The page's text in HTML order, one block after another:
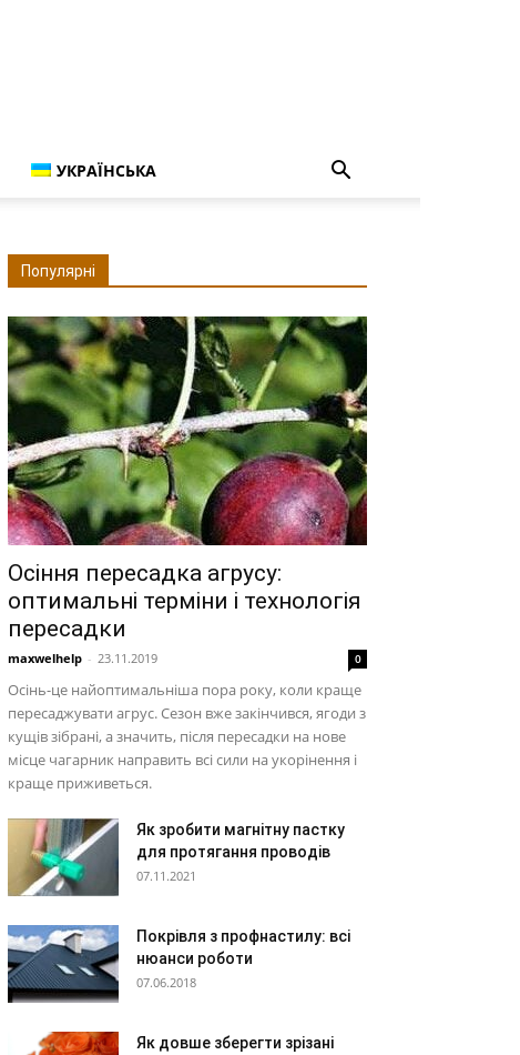
УКРАЇНСЬКА
Популярні
Осіння пересадка агрусу:
оптимальні терміни і технологія
пересадки
maxwelhelp - 23.11.2019 0
Осінь-це найоптимальніша пора року, коли краще
пересаджувати агрус. Сезон вже закінчився, ягоди з
кущів зібрані, а значить, після пересадки на нове
місце чагарник направить всі сили на укорінення і
краще приживеться.
Як зробити магнітну пастку
для протягання проводів
07.11.2021
Покрівля з профнастилу: всі
нюанси роботи
07.06.2018
Як довше зберегти зрізані